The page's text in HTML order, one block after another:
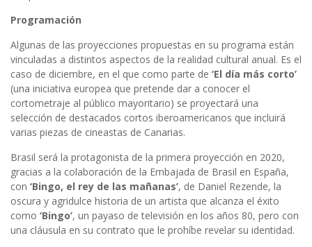
Programación
Algunas de las proyecciones propuestas en su programa están
vinculadas a distintos aspectos de la realidad cultural anual. Es el
caso de diciembre, en el que como parte de ‘El día más corto’
(una iniciativa europea que pretende dar a conocer el
cortometraje al público mayoritario) se proyectará una
selección de destacados cortos iberoamericanos que incluirá
varias piezas de cineastas de Canarias.
Brasil será la protagonista de la primera proyección en 2020,
gracias a la colaboración de la Embajada de Brasil en España,
con ‘Bingo, el rey de las mañanas’, de Daniel Rezende, la
oscura y agridulce historia de un artista que alcanza el éxito
como ‘Bingo’, un payaso de televisión en los años 80, pero con
una cláusula en su contrato que le prohíbe revelar su identidad.